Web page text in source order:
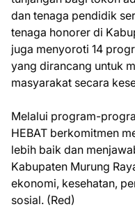
dan tenaga pendidik
tenaga honorer di
juga menyoroti 14
yang dirancang untuk
masyarakat secara
Melalui program-
HEBAT berkomitmen
lebih baik dan
Kabupaten Murung
ekonomi, kesehatan,
sosial. (Red)